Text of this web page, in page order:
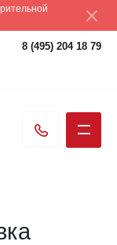
8 (495) 204 18 79